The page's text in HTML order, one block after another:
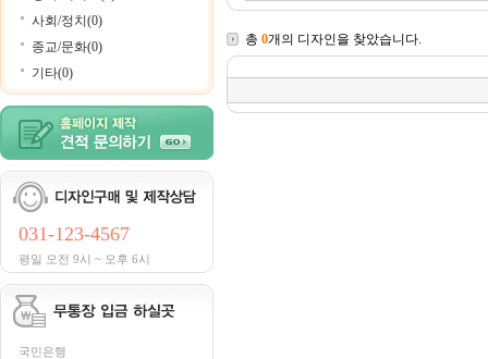
사회/정치(0)
종교/문화(0)
기타(0)
031-123-4567
평일 오전 9시 ~ 오후 6시
국민은행
총 0개의 디자인을 찾았습니다.